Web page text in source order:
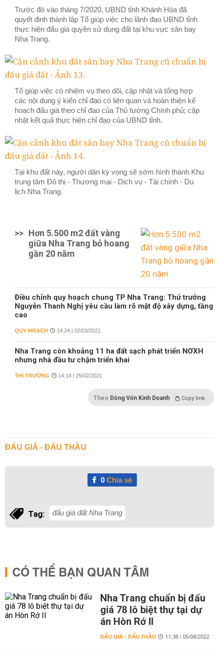
Trước đó vào tháng 7/2020, UBND tỉnh Khánh Hòa đã
quyết định thành lập Tổ giúp việc cho lãnh đạo UBND tỉnh
thực hiện đấu giá quyền sử dụng đất tại khu vực sân bay
Nha Trang.
Tổ giúp việc có nhiệm vụ theo dõi, cập nhật và tổng hợp
các nội dung ý kiến chỉ đạo có liên quan và hoàn thiện kế
hoạch đấu giá theo chỉ đạo của Thủ tướng Chính phủ; cập
nhật kết quả thực hiện chỉ đạo của UBND tỉnh.
Tại khu đất này, người dân kỳ vọng sẽ sớm hình thành Khu
trung tâm Đô thị - Thương mại - Dịch vụ - Tài chính - Du
lịch Nha Trang.
>> Hơn 5.500 m2 đất vàng
giữa Nha Trang bỏ hoang
gần 20 năm
Điều chỉnh quy hoạch chung TP Nha Trang: Thứ trưởng
Nguyễn Thanh Nghị yêu cầu làm rõ mật độ xây dựng, tầng
cao
QUY HOẠCH 14:24 | 02/03/2021
Nha Trang còn khoảng 11 ha đất sạch phát triển NƠXH
nhưng nhà đầu tư chậm triển khai
THỊ TRƯỜNG 14:14 | 25/02/2021
Theo Dòng Vốn Kinh Doanh Copy link
ĐẤU GIÁ - ĐẤU THẦU
0Chia sẻ
Tag: đấu giá đất Nha Trang
CÓ THỂ BẠN QUAN TÂM
Nha Trang chuẩn bị đấu
giá 78 lô biệt thự tại dự
án Hòn Rớ II
ĐẤU GIÁ - ĐẤU THẦU 11:36 | 05/08/2022